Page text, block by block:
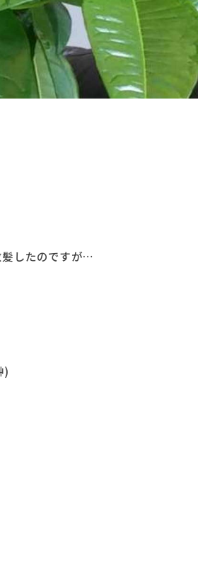
髪したのですが…
)